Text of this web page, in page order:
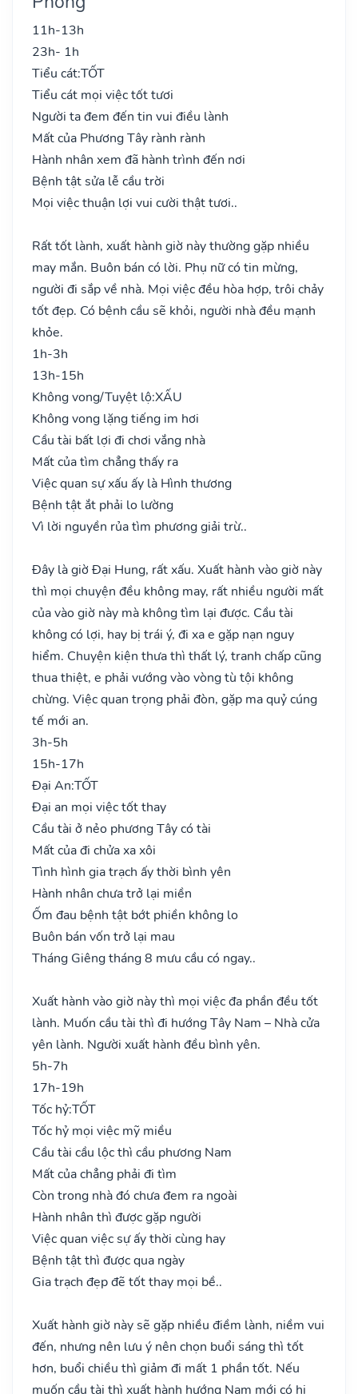
11h-13h
23h- 1h
Tiểu cát:TỐT
Tiểu cát mọi việc tốt tươi
Người ta đem đến tin vui điều lành
Mất của Phương Tây rành rành
Hành nhân xem đã hành trình đến nơi
Bệnh tật sửa lễ cầu trời
Mọi việc thuận lợi vui cười thật tươi..
Rất tốt lành, xuất hành giờ này thường gặp nhiều
may mắn. Buôn bán có lời. Phụ nữ có tin mừng,
người đi sắp về nhà. Mọi việc đều hòa hợp, trôi chảy
tốt đẹp. Có bệnh cầu sẽ khỏi, người nhà đều mạnh
khỏe.
1h-3h
13h-15h
Không vong/Tuyệt lộ:XẤU
Không vong lặng tiếng im hơi
Cầu tài bất lợi đi chơi vắng nhà
Mất của tìm chẳng thấy ra
Việc quan sự xấu ấy là Hình thương
Bệnh tật ắt phải lo lường
Vì lời nguyền rủa tìm phương giải trừ..
Đây là giờ Đại Hung, rất xấu. Xuất hành vào giờ này
thì mọi chuyện đều không may, rất nhiều người mất
của vào giờ này mà không tìm lại được. Cầu tài
không có lợi, hay bị trái ý, đi xa e gặp nạn nguy
hiểm. Chuyện kiện thưa thì thất lý, tranh chấp cũng
thua thiệt, e phải vướng vào vòng tù tội không
chừng. Việc quan trọng phải đòn, gặp ma quỷ cúng
tế mới an.
3h-5h
15h-17h
Đại An:TỐT
Đại an mọi việc tốt thay
Cầu tài ở nẻo phương Tây có tài
Mất của đi chửa xa xôi
Tình hình gia trạch ấy thời bình yên
Hành nhân chưa trở lại miền
Ốm đau bệnh tật bớt phiền không lo
Buôn bán vốn trở lại mau
Tháng Giêng tháng 8 mưu cầu có ngay..
Xuất hành vào giờ này thì mọi việc đa phần đều tốt
lành. Muốn cầu tài thì đi hướng Tây Nam – Nhà cửa
yên lành. Người xuất hành đều bình yên.
5h-7h
17h-19h
Tốc hỷ:TỐT
Tốc hỷ mọi việc mỹ miều
Cầu tài cầu lộc thì cầu phương Nam
Mất của chẳng phải đi tìm
Còn trong nhà đó chưa đem ra ngoài
Hành nhân thì được gặp người
Việc quan việc sự ấy thời cùng hay
Bệnh tật thì được qua ngày
Gia trạch đẹp đẽ tốt thay mọi bề..
Xuất hành giờ này sẽ gặp nhiều điềm lành, niềm vui
đến, nhưng nên lưu ý nên chọn buổi sáng thì tốt
hơn, buổi chiều thì giảm đi mất 1 phần tốt. Nếu
muốn cầu tài thì xuất hành hướng Nam mới có hi